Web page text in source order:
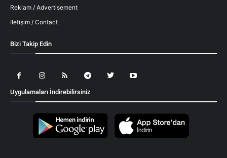
Reklam / Advertisement
İletişim / Contact
Bizi Takip Edin
Uygulamaları İndirebilirsiniz